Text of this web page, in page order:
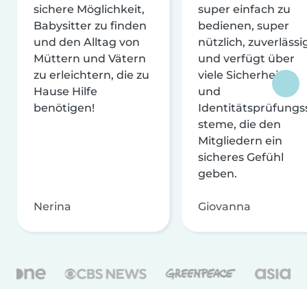
sichere Möglichkeit,
Babysitter zu finden
und den Alltag von
Müttern und Vätern
zu erleichtern, die zu
Hause Hilfe
benötigen!
Nerina
super einfach zu
bedienen, super
nützlich,
und verfügt über
viele Sicherheits-
und
steme, die den
Mitgliedern ein
sicheres Gefühl
geben.
Giovanna